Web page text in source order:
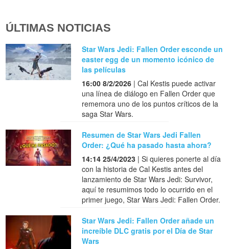
ÚLTIMAS NOTICIAS
Star Wars Jedi: Fallen Order esconde un
easter egg de un momento icónico de
las películas
16:00 8/2/2026 | Cal Kestis puede activar
una línea de diálogo en Fallen Order que
rememora uno de los puntos críticos de la
saga Star Wars.
Resumen de Star Wars Jedi Fallen
Order: ¿Qué ha pasado hasta ahora?
14:14 25/4/2023 | Si quieres ponerte al día
con la historia de Cal Kestis antes del
lanzamiento de Star Wars Jedi: Survivor,
aquí te resumimos todo lo ocurrido en el
primer juego, Star Wars Jedi: Fallen Order.
Star Wars Jedi: Fallen Order añade un
increíble DLC gratis por el Día de Star
Wars